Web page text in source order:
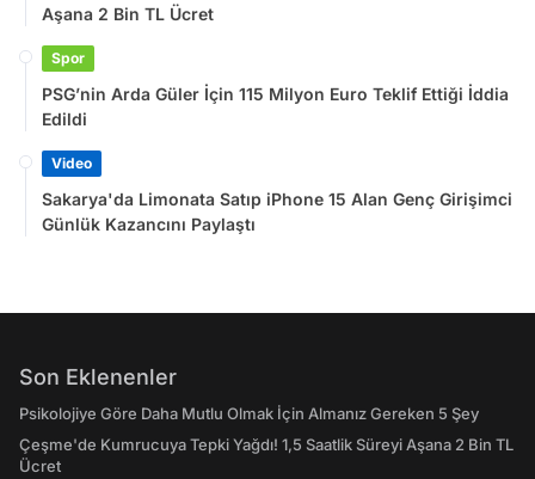
Aşana 2 Bin TL Ücret
Spor
PSG’nin Arda Güler İçin 115 Milyon Euro Teklif Ettiği İddia
Edildi
Video
Sakarya'da Limonata Satıp iPhone 15 Alan Genç Girişimci
Günlük Kazancını Paylaştı
Son Eklenenler
Psikolojiye Göre Daha Mutlu Olmak İçin Almanız Gereken 5 Şey
Çeşme'de Kumrucuya Tepki Yağdı! 1,5 Saatlik Süreyi Aşana 2 Bin TL
Ücret